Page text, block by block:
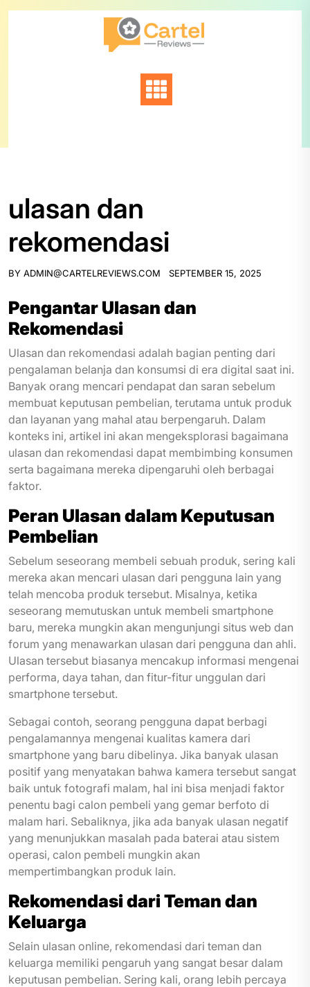
Skip
ulasan dan
rekomendasi
BY ADMIN@CARTELREVIEWS.COM SEPTEMBER 15, 2025
Pengantar Ulasan dan
Rekomendasi
Ulasan dan rekomendasi adalah bagian penting dari
pengalaman belanja dan konsumsi di era digital saat ini.
Banyak orang mencari pendapat dan saran sebelum
membuat keputusan pembelian, terutama untuk produk
dan layanan yang mahal atau berpengaruh. Dalam
konteks ini, artikel ini akan mengeksplorasi bagaimana
ulasan dan rekomendasi dapat membimbing konsumen
serta bagaimana mereka dipengaruhi oleh berbagai
faktor.
Peran Ulasan dalam Keputusan
Pembelian
Sebelum seseorang membeli sebuah produk, sering kali
mereka akan mencari ulasan dari pengguna lain yang
telah mencoba produk tersebut. Misalnya, ketika
seseorang memutuskan untuk membeli smartphone
baru, mereka mungkin akan mengunjungi situs web dan
forum yang menawarkan ulasan dari pengguna dan ahli.
Ulasan tersebut biasanya mencakup informasi mengenai
performa, daya tahan, dan fitur-fitur unggulan dari
smartphone tersebut.
Sebagai contoh, seorang pengguna dapat berbagi
pengalamannya mengenai kualitas kamera dari
smartphone yang baru dibelinya. Jika banyak ulasan
positif yang menyatakan bahwa kamera tersebut sangat
baik untuk fotografi malam, hal ini bisa menjadi faktor
penentu bagi calon pembeli yang gemar berfoto di
malam hari. Sebaliknya, jika ada banyak ulasan negatif
yang menunjukkan masalah pada baterai atau sistem
operasi, calon pembeli mungkin akan
mempertimbangkan produk lain.
Rekomendasi dari Teman dan
Keluarga
Selain ulasan online, rekomendasi dari teman dan
keluarga memiliki pengaruh yang sangat besar dalam
keputusan pembelian. Sering kali, orang lebih percaya